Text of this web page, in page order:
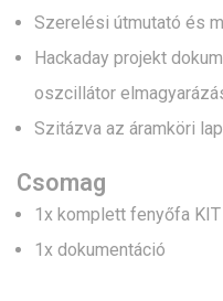
Szerelési útmutató és
Hackaday projekt
oszcillátor
Szitázva az áramköri
Csomag
1x komplett fenyőfa KIT
1x dokumentáció